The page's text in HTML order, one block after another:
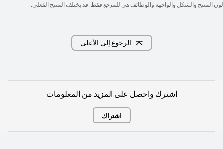
لون المنتج والشكل والواجهة والوظائف هي للمرجع فقط. قد يختلف المنتج الفعلي.
الرجوع إلى الأعلى
اشترك واحصل على المزيد من المعلومات
اشتراك